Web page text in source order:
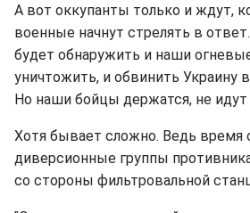
А вот оккупанты только и ждут,
военные начнут стрелять в
будет обнаружить и наши
уничтожить, и обвинить Украину
Но наши бойцы держатся, не идут
Хотя бывает сложно. Ведь время
диверсионные группы
со стороны фильтровальной